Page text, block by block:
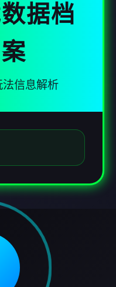
据档
案
法信息解析